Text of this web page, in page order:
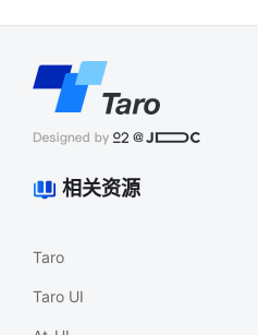
相关资源
Taro
Taro UI